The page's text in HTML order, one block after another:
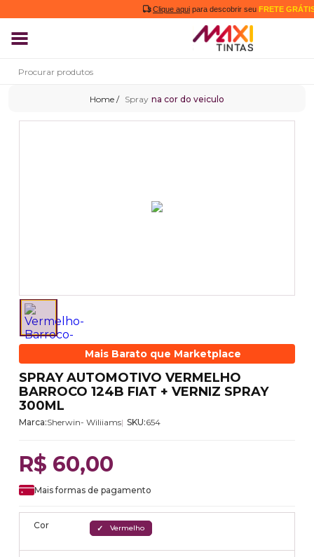
Clique aqui para descobrir seu FRETE
Spray na cor do veiculo
Mais Barato que Marketplace
SPRAY AUTOMOTIVO VERMELHO
BARROCO 124B FIAT + VERNIZ SPRAY
300ML
Marca:Sherwin- Wiliiams SKU:654
R$ 60,00
Mais formas de pagamento
Cor Vermelho